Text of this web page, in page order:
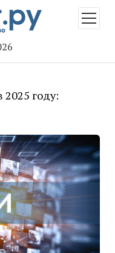
меню
2025 году: